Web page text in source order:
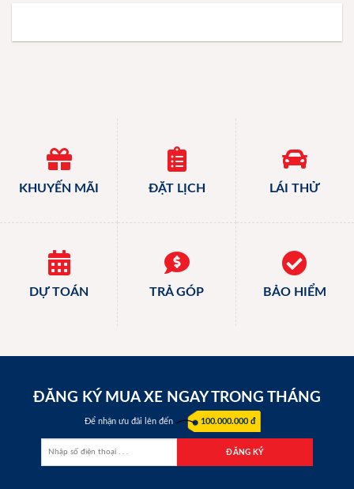
KHUYẾN MÃI ĐẶT LỊCH LÁI THỬ
DỰ TOÁN TRẢ GÓP BẢO HIỂM
ĐĂNG KÝ MUA XE NGAY TRONG THÁNG
Để nhận ưu đãi lên đến 100.000.000 đ